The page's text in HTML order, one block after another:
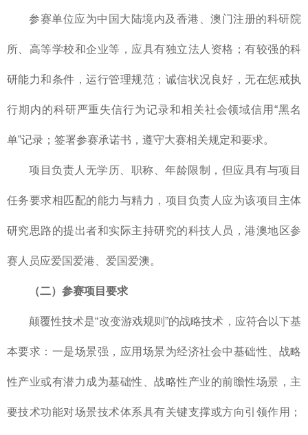
参赛单位应为中国大陆境内及香港、澳门注册的科研院
所、高等学校和企业等，应具有独立法人资格；有较强的科
研能力和条件，运行管理规范；诚信状况良好，无在惩戒执
行期内的科研严重失信行为记录和相关社会领域信用“黑名
单”记录；签署参赛承诺书，遵守大赛相关规定和要求。
项目负责人无学历、职称、年龄限制，但应具有与项目
任务要求相匹配的能力与精力，项目负责人应为该项目主体
研究思路的提出者和实际主持研究的科技人员，港澳地区参
赛人员应爱国爱港、爱国爱澳。
（二）参赛项目要求
颠覆性技术是“改变游戏规则”的战略技术，应符合以下基
本要求：一是场景强，应用场景为经济社会中基础性、战略
性产业或有潜力成为基础性、战略性产业的前瞻性场景，主
要技术功能对场景技术体系具有关键支撑或方向引领作用；